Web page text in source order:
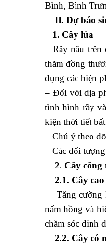
Bình, Bình
II. Dự báo
1. Cây lúa
– Rầy nâu trên
thăm đồng
dụng các biện
– Đối với địa
tình hình rầy
kiện thời tiết
– Chú ý theo
– Các đối
2. Cây công
2.1. Cây cao
Tăng cường
nấm hồng và
chăm sóc dinh
2.2. Cây có